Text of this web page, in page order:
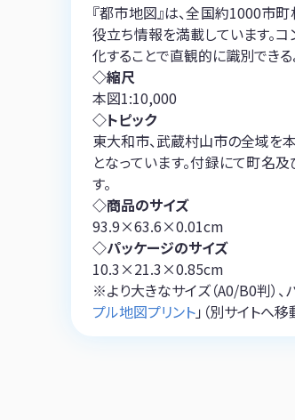
『都市地図』は、全国約1000市
役立ち情報を満載しています。コ
化することで直観的に識別できる
◇縮尺
本図1:10,000
◇トピック
東大和市、武蔵村山市の全域を
となっています。付録にて町名
す。
◇商品のサイズ
93.9×63.6×0.01cm
◇パッケージのサイズ
10.3×21.3×0.85cm
※より大きなサイズ（A0/B0判）
プル地図プリント」（別サイトへ